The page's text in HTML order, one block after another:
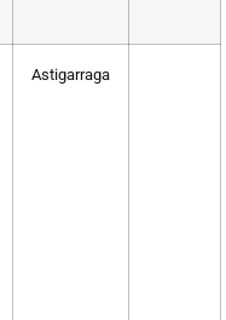
Astigarraga